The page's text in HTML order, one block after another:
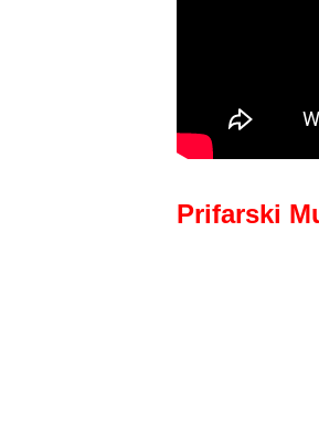
Prifarski